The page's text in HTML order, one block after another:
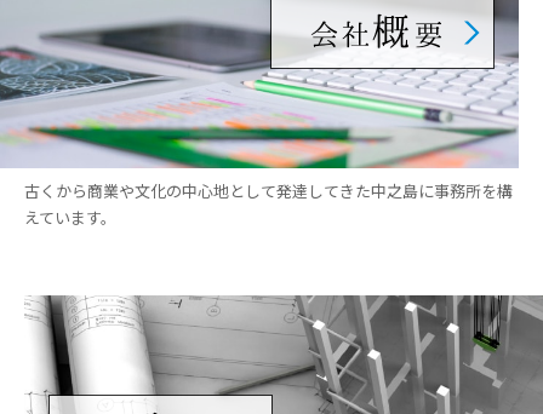
古くから商業や文化の中心地として発達してきた中之島に事務所を構
えています。